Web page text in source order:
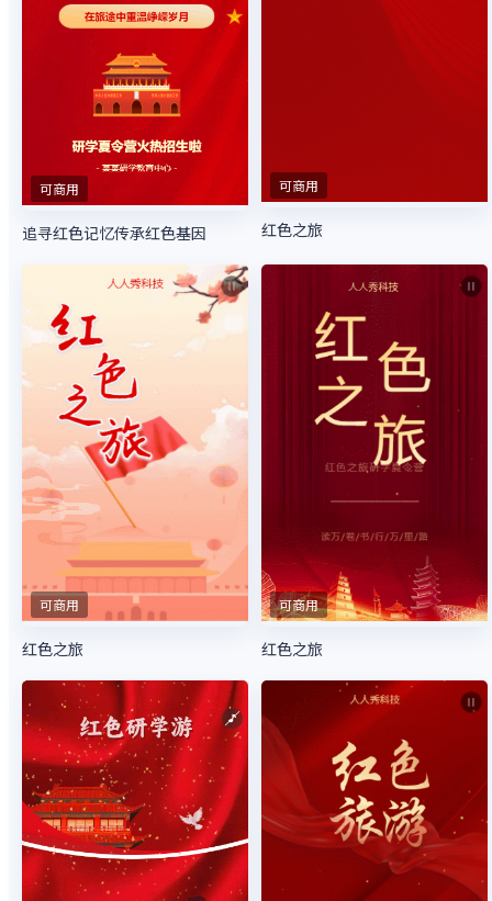
可商用
追寻红色记忆传承红色基因
可商用
红色之旅
可商用
红色之旅
可商用
红色之旅